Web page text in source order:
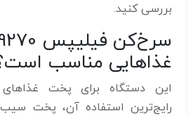
بررسی کنید.
غذاهایی مناسب
این دستگاه برای پخت غذاهای
رایج‌ترین استفاده آن، پخت